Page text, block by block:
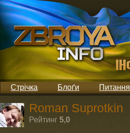
Стрічка Блоґи Питання
Roman Suprotkin
Рейтинг 5,0